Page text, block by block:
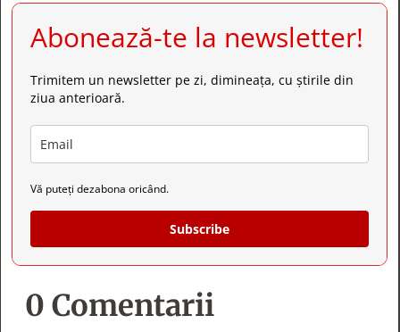
ziua anterioară.
Vă puteți dezabona oricând.
Subscribe
0 Comentarii